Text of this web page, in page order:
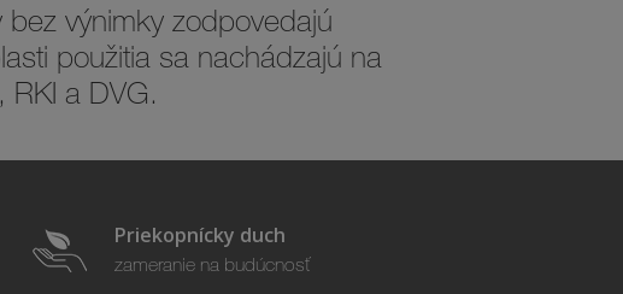
výnimky zodpovedajú
použitia sa nachádzajú na
a DVG.
Priekopnícky duch
zameranie na budúcnosť